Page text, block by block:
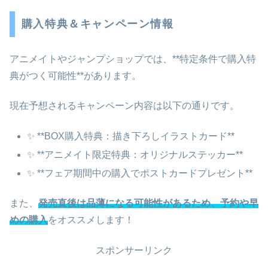
購入特典＆キャンペーン情報
アニメイトやジャンプショップでは、**特定条件で購入特
典がつく可能性**があります。
現在予想されるキャンペーン内容は以下の通りです。
✨ **BOX購入特典：描き下ろしイラストカード**
✨ **アニメイト限定特典：オリジナルステッカー**
✨ **フェア期間中の購入でポストカードプレゼント**
また、 発売直後は品薄になる可能性があるため、予約や早
めの購入をオススメします！
スポンサーリンク